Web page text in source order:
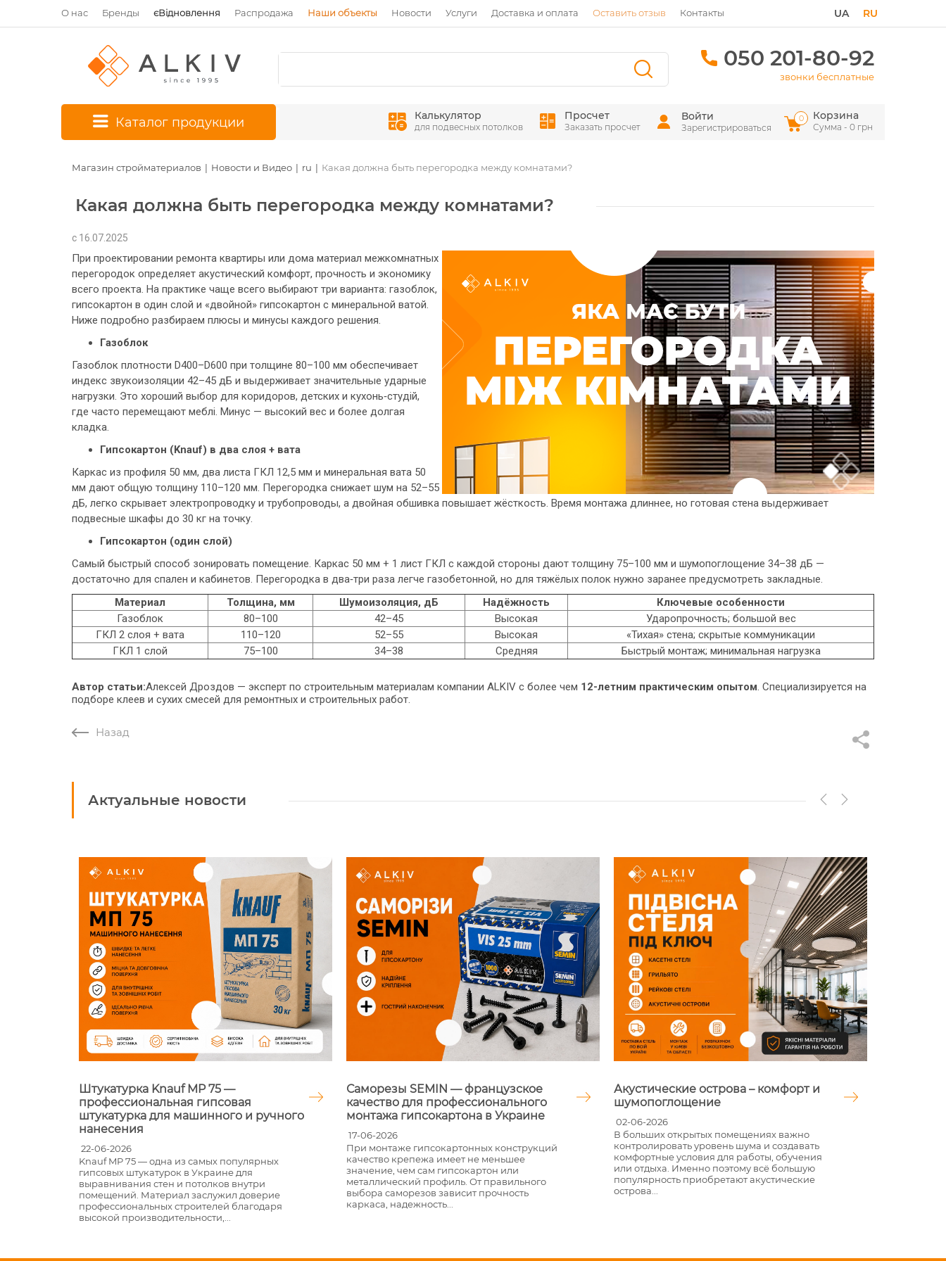
О нас Бренды єВідновлення Распродажа Наши объекты Новости Услуги Доставка и оплата Оставить отзыв Контакты RU
UA
050 201-80-92
звонки бесплатные
Каталог продукции Калькулятор
для подвесных потолков
Просчет
Заказать просчет
Войти
Зарегистрироваться
Корзина
Сумма - 0 грн
0
Магазин стройматериалов Новости и Видео ru Какая должна быть перегородка между комнатами?
Какая должна быть перегородка между комнатами?
c 16.07.2025
При проектировании ремонта квартиры или дома материал межкомнатных
перегородок определяет акустический комфорт, прочность и экономику
всего проекта. На практике чаще всего выбирают три варианта: газоблок,
гипсокартон в один слой и «двойной» гипсокартон с минеральной ватой.
Ниже подробно разбираем плюсы и минусы каждого решения.
Газоблок
Газоблок плотности D400–D600 при толщине 80–100 мм обеспечивает
индекс звукоизоляции 42–45 дБ и выдерживает значительные ударные
нагрузки. Это хороший выбор для коридоров, детских и кухонь‑студій,
где часто перемещают меблі. Минус — высокий вес и более долгая
кладка.
Гипсокартон (Knauf) в два слоя + вата
Каркас из профиля 50 мм, два листа ГКЛ 12,5 мм и минеральная вата 50
мм дают общую толщину 110–120 мм. Перегородка снижает шум на 52–55
дБ, легко скрывает электропроводку и трубопроводы, а двойная обшивка повышает жёсткость. Время монтажа длиннее, но готовая стена выдерживает
подвесные шкафы до 30 кг на точку.
Гипсокартон (один слой)
Самый быстрый способ зонировать помещение. Каркас 50 мм + 1 лист ГКЛ c каждой стороны дают толщину 75–100 мм и шумопоглощение 34–38 дБ —
достаточно для спален и кабинетов. Перегородка в два‑три раза легче газобетонной, но для тяжёлых полок нужно заранее предусмотреть закладные.
Материал
Толщина, мм Шумоизоляция, дБ Надёжность
Ключевые особенности
Газоблок
80–100 42–45 Высокая
Ударопрочность; большой вес
ГКЛ 2 слоя + вата
110–120 52–55 Высокая
«Тихая» стена; скрытые коммуникации
ГКЛ 1 слой
75–100 34–38 Средняя Быстрый монтаж; минимальная нагрузка
Автор статьи:Алексей Дроздов — эксперт по строительным материалам компании ALKIV с более чем 12-летним практическим опытом. Специализируется на
подборе клеев и сухих смесей для ремонтных и строительных работ.
Назад
Актуальные новости
Штукатурка Knauf MP 75 —
профессиональная гипсовая
штукатурка для машинного и ручного
нанесения
22-06-2026
Knauf MP 75 — одна из самых популярных
гипсовых штукатурок в Украине для
выравнивания стен и потолков внутри
помещений. Материал заслужил доверие
профессиональных строителей благодаря
высокой производительности,...
Саморезы SEMIN — французское
качество для профессионального
монтажа гипсокартона в Украине
17-06-2026
При монтаже гипсокартонных конструкций
качество крепежа имеет не меньшее
значение, чем сам гипсокартон или
металлический профиль. От правильного
выбора саморезов зависит прочность
каркаса, надежность...
Акустические острова – комфорт и
шумопоглощение
02-06-2026
В больших открытых помещениях важно
контролировать уровень шума и создавать
комфортные условия для работы, обучения
или отдыха. Именно поэтому всё большую
популярность приобретают акустические
острова...